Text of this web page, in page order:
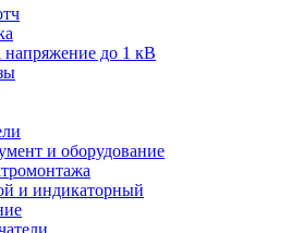
до 1 кВ
и оборудование
и индикаторный